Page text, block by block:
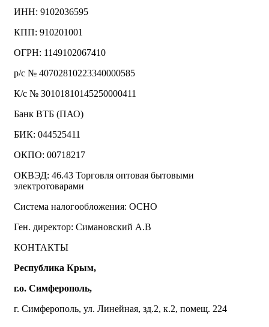
ИНН: 9102036595
КПП: 910201001
ОГРН: 1149102067410
р/с № 40702810223340000585
К/с № 30101810145250000411
Банк ВТБ (ПАО)
БИК: 044525411
ОКПО: 00718217
ОКВЭД: 46.43 Торговля оптовая бытовыми
электротоварами
Система налогообложения: ОСНО
Ген. директор: Симановский А.В
КОНТАКТЫ
Республика Крым,
г.о. Симферополь,
г. Симферополь, ул. Линейная, зд.2, к.2, помещ. 224